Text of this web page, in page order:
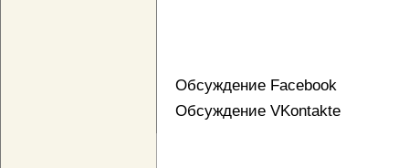
Обсуждение Facebook
Обсуждение VKontakte